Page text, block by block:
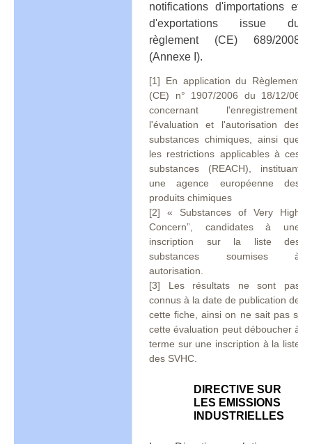
notifications d'importations et
d'exportations issue du
règlement (CE) 689/2008
(Annexe I).
[1] En application du Règlement
(CE) n° 1907/2006 du 18/12/06
concernant l'enregistrement,
l'évaluation et l'autorisation des
substances chimiques, ainsi que
les restrictions applicables à ces
substances (REACH), instituant
une agence européenne des
produits chimiques
[2] « Substances of Very High
Concern”, candidates à une
inscription sur la liste des
substances soumises à
autorisation.
[3] Les résultats ne sont pas
connus à la date de publication de
cette fiche, ainsi on ne sait pas si
cette évaluation peut déboucher à
terme sur une inscription à la liste
des SVHC.
DIRECTIVE SUR
LES EMISSIONS
INDUSTRIELLES